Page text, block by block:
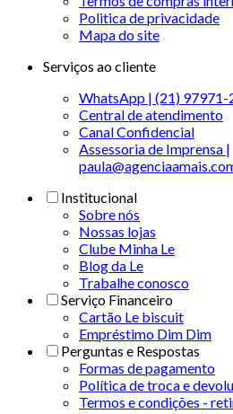
Politica de privacidade
Mapa do site
Serviços ao cliente
WhatsApp | (21) 97971-
Central de atendimento
Canal Confidencial
Assessoria de Imprensa |
Institucional
Sobre nós
Nossas lojas
Clube Minha Le
Blog da Le
Trabalhe conosco
Serviço Financeiro
Cartão Le biscuit
Empréstimo Dim Dim
Perguntas e Respostas
Formas de pagamento
Política de troca e
Termos e condições -